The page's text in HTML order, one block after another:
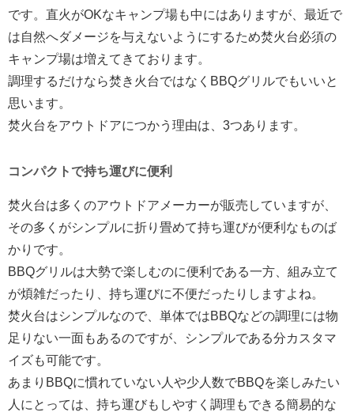
です。直火がOKなキャンプ場も中にはありますが、最近で
は自然へダメージを与えないようにするため焚火台必須の
キャンプ場は増えてきております。
調理するだけなら焚き火台ではなくBBQグリルでもいいと
思います。
焚火台をアウトドアにつかう理由は、3つあります。
コンパクトで持ち運びに便利
焚火台は多くのアウトドアメーカーが販売していますが、
その多くがシンプルに折り畳めて持ち運びが便利なものば
かりです。
BBQグリルは大勢で楽しむのに便利である一方、組み立て
が煩雑だったり、持ち運びに不便だったりしますよね。
焚火台はシンプルなので、単体ではBBQなどの調理には物
足りない一面もあるのですが、シンプルである分カスタマ
イズも可能です。
あまりBBQに慣れていない人や少人数でBBQを楽しみたい
人にとっては、持ち運びもしやすく調理もできる簡易的な